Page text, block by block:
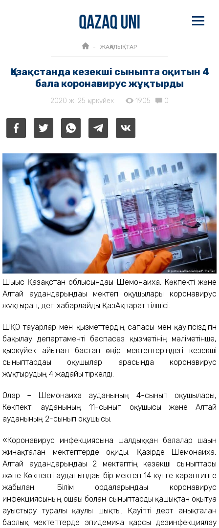
ЖАҢАЛЫҚТАР
Қазақстанда кезекші сыныпта оқитын 4
бала коронавирус жұқтырды
2020 ж. 25 қыркүйек 1905 0
Шығыс Қазақстан облысындағы Шемонаиха, Көкпекті және
Алтай аудандарындағы мектеп оқушылары коронавирус
жұқтырған, деп хабарлайды ҚазАқпарат тілшісі.
ШҚО тауарлар мен қызметтердің сапасы мен қауіпсіздігін
бақылау департаменті баспасөз қызметінің мәліметінше,
қыркүйек айынан бастап өңір мектептеріндегі кезекші
сыныптардағы оқушылар арасында коронавирус
жұқтырудың 4 жағдайы тіркелді.
Олар – Шемонаиха ауданының 4-сынып оқушылары,
Көкпекті ауданының 11-сынып оқушысы және Алтай
ауданының 2-сынып оқушысы.
«Коронавирус инфекциясына шалдыққан балалар шағын
жинақталған мектептерде оқиды. Қазірде Шемонаиха,
Алтай аудандарындағы 2 мектептің кезекші сыныптары
және Көкпекті ауданындағы бір мектеп 14 күнге карантинге
жабылған. Білім ордаларындағы коронавирус
инфекциясының ошағы болған сыныптарды қашықтан оқытуға
ауыстыру туралы қаулы шықты. Қауіпті дерт анықталған
барлық мектептерде эпидемияға қарсы дезинфекциялау